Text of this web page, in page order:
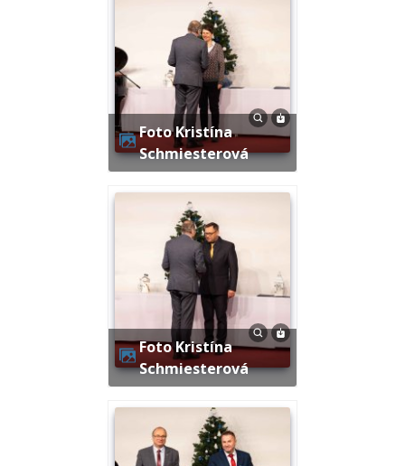
Foto Kristína
Schmiesterová
Foto Kristína
Schmiesterová